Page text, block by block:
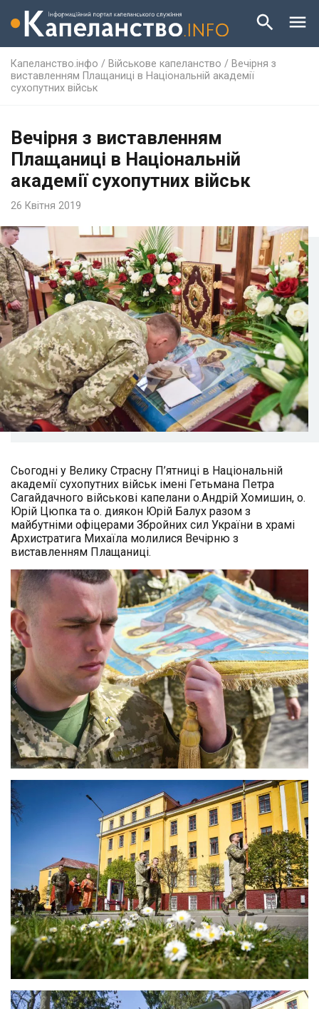
Капеланство.інфо / Військове капеланство / Вечірня з
виставленням Плащаниці в Національній академії
сухопутних військ
Вечірня з виставленням
Плащаниці в Національній
академії сухопутних військ
26 Квітня 2019
Сьогодні у Велику Страсну П’ятниці в Національній
академії сухопутних військ імені Гетьмана Петра
Сагайдачного військові капелани о.Андрій Хомишин, о.
Юрій Цюпка та о. диякон Юрій Балух разом з
майбутніми офіцерами Збройних сил України в храмі
Архистратига Михаїла молилися Вечірню з
виставленням Плащаниці.